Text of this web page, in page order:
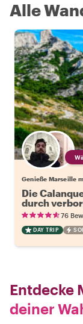
Alle
Genieße Marseille
Die
durch
76
DAY TRIP
Entdecke
deiner